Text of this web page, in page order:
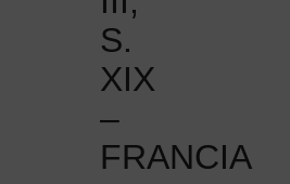
S.
XIX
–
FRANCIA